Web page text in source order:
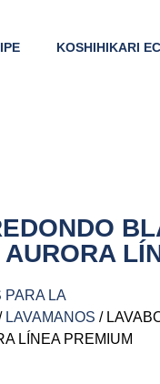
KOSHIHIKARI EC
PARA LA
LAVAMANOS /
LÍNEA PREMIUM